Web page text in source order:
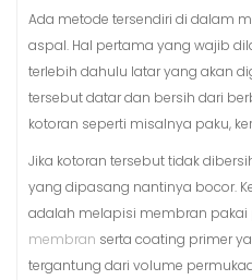
Ada metode tersendiri di dalam
aspal. Hal pertama yang wajib
terlebih dahulu latar yang akan
tersebut datar dan bersih dari
kotoran seperti misalnya paku,
Jika kotoran tersebut tidak
yang dipasang nantinya bocor.
adalah melapisi membran pakai
membran serta coating primer
tergantung dari volume